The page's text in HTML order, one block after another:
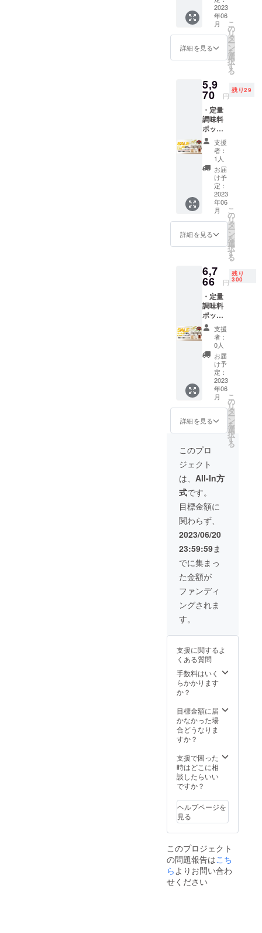
ござい
ます。 *
ご注文
状況、
使用部
造工程
上の都
合等に
より出
荷時期
が遅れ
る場合
があり
ます。
ご了承
くださ
い。
F *送料
込みの
価格と
なりま
す。 *皆
様のご
支援購
り量産
効率が
向上し
た場
合、正
規販売
価格が
販売予
定価格
より下
がる可
能性も
ござい
ます。 *
ご注文
状況、
使用部
造工程
上の都
合等に
より出
荷時期
が遅れ
る場合
があり
ます。
ご了承
くださ
い。
2023
年06
月
詳細を見る
こ
の
リ
タ
ー
ン
を
選
択
す
る
5,9
70 円
残り29
・定量
調味料
ポット
＊6 *一
般販売
予定価
格3,980
円*2の
25%OF
F *送料
込みの
価格と
なりま
す。 *皆
様のご
支援購
り量産
効率が
向上し
た場
合、正
規販売
価格が
販売予
定価格
より下
がる可
能性も
ござい
ます。 *
ご注文
状況、
使用部
況、製
造工程
上の都
合等に
より出
荷時期
が遅れ
る場合
があり
ます。
ご了承
くださ
い。
支援
者：
1人
お届
け予
定：
2023
年06
月
詳細を見る
こ
の
リ
タ
ー
ン
を
選
択
す
る
6,7
66 円
残り
300
・定量
調味料
ポット
＊6 *一
般販売
予定価
格3,980
円*2の
15%OF
F *送料
込みの
価格と
なりま
す。 *皆
様のご
支援購
入によ
り量産
効率が
向上し
た場
合、正
規販売
価格が
販売予
定価格
より下
がる可
能性も
ござい
ます。 *
ご注文
状況、
使用部
況、製
上の都
合等に
より出
荷時期
が遅れ
があり
ます。
ご了承
くださ
支援
者：
0人
お届
け予
定：
2023
年06
月
詳細を見る
こ
の
リ
タ
ー
ン
を
選
択
す
る
このプロ
ジェクト
は、 All-In方
式です。
目標金額に
関わらず、
2023/06/20
23:59:59ま
でに集まっ
た金額が
ファンディ
ングされま
す。
支援に関するよ
くある質問
手数料はいく
らかかります
か？
目標金額に届
かなかった場
合どうなりま
すか？
支援で困った
時はどこに相
談したらいい
ですか？
ヘルプページを
見る
このプロジェクト
の問題報告はこち
らよりお問い合わ
せください